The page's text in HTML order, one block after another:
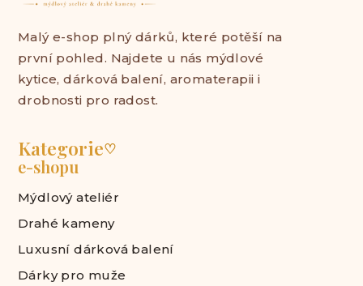
Malý e-shop plný dárků, které potěší na
první pohled. Najdete u nás mýdlové
kytice, dárková balení, aromaterapii i
drobnosti pro radost.
Kategorie♡
e-shopu
Mýdlový ateliér
Drahé kameny
Luxusní dárková balení
Dárky pro muže